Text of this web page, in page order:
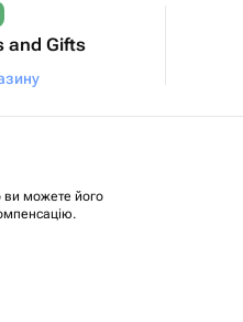
and Gifts
ви можете його